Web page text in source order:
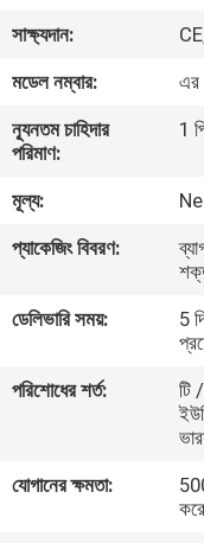
আমাদের
সম্পর্কে
ভ্রমণ
নিয়ন্ত্রণ
COMPANY
সাক্ষ্যদান:
মডেল নম্বার:
ন্যূনতম চাহিদার
পরিমাণ:
1
মূল্য:
প্যাকেজিং বিবরণ:
ডেলিভারি সময়:
5
পরিশোধের শর্ত:
টি
যোগানের ক্ষমতা: